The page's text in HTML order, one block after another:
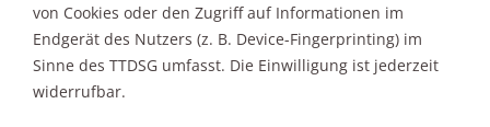
von Cookies oder den Zugriff auf Informationen im
Endgerät des Nutzers (z. B. Device-Fingerprinting) im
Sinne des TTDSG umfasst. Die Einwilligung ist jederzeit
widerrufbar.